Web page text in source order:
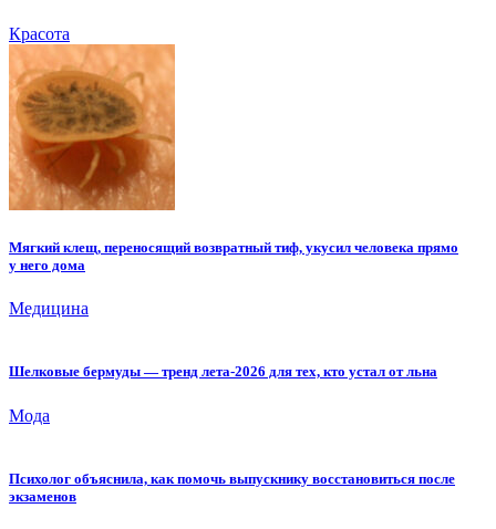
Красота
Мягкий клещ, переносящий возвратный тиф, укусил человека прямо
у него дома
Медицина
Шелковые бермуды — тренд лета-2026 для тех, кто устал от льна
Мода
Психолог объяснила, как помочь выпускнику восстановиться после
экзаменов